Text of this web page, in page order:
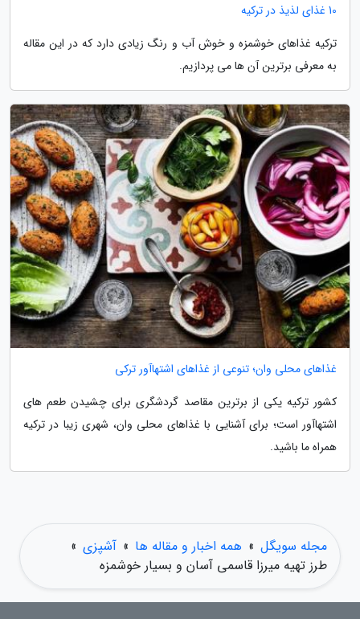
10 غذای لذیذ در ترکیه
ترکیه غذاهای خوشمزه و خوش آب و رنگ زیادی دارد که در این مقاله
به معرفی برترین آن ها می پردازیم.
غذاهای محلی وان؛ تنوعی از غذاهای اشتهاآور ترکی
کشور ترکیه یکی از برترین مقاصد گردشگری برای چشیدن طعم های
اشتهاآور است؛ برای آشنایی با غذاهای محلی وان، شهری زیبا در ترکیه
همراه ما باشید.
مجله سویگل » همه اخبار و مقاله ها » آشپزی »
طرز تهیه میرزا قاسمی آسان و بسیار خوشمزه